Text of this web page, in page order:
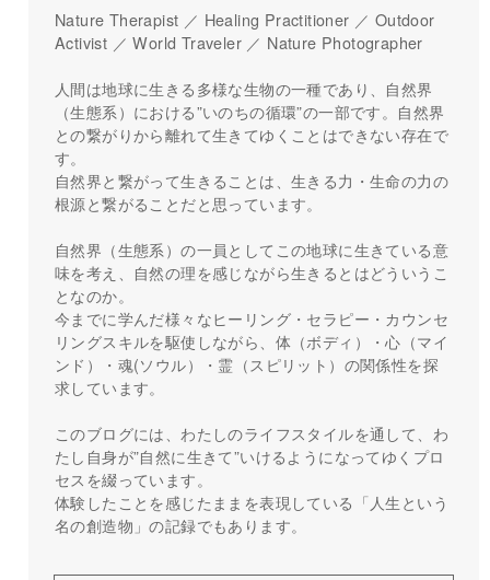
Nature Therapist ／ Healing Practitioner ／ Outdoor
Activist ／ World Traveler ／ Nature Photographer
人間は地球に生きる多様な生物の一種であり、自然界
（生態系）における”いのちの循環”の一部です。自然界
との繋がりから離れて生きてゆくことはできない存在で
す。
自然界と繋がって生きることは、生きる力・生命の力の
根源と繋がることだと思っています。
自然界（生態系）の一員としてこの地球に生きている意
味を考え、自然の理を感じながら生きるとはどういうこ
となのか。
今までに学んだ様々なヒーリング・セラピー・カウンセ
リングスキルを駆使しながら、体（ボディ）・心（マイ
ンド）・魂(ソウル）・霊（スピリット）の関係性を探
求しています。
このブログには、わたしのライフスタイルを通して、わ
たし自身が”自然に生きて”いけるようになってゆくプロ
セスを綴っています。
体験したことを感じたままを表現している「人生という
名の創造物」の記録でもあります。